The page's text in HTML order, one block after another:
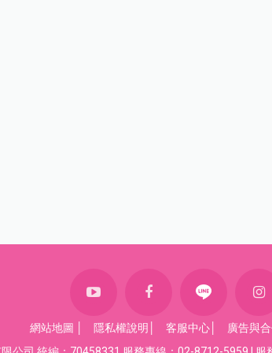
網站地圖 隱私權說明 客服中心 廣告與